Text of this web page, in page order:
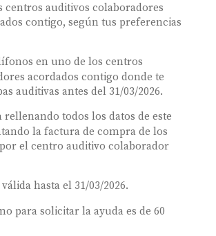
centros auditivos colaboradores
contigo, según tus preferencias
en uno de los centros
acordados contigo donde te
auditivas antes del 31/03/2026.
rellenando todos los datos de este
la factura de compra de los
el centro auditivo colaborador
hasta el 31/03/2026.
para solicitar la ayuda es de 60